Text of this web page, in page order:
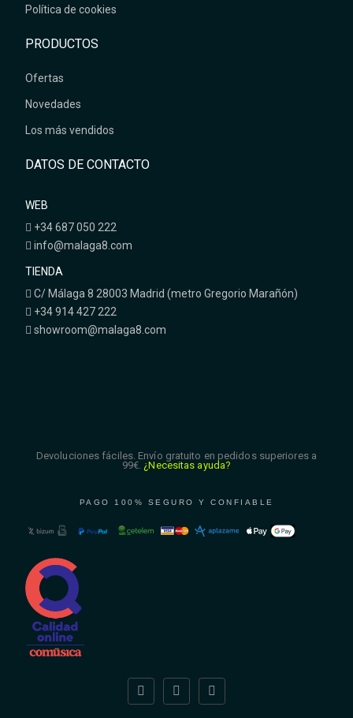
Política de cookies
PRODUCTOS
Ofertas
Novedades
Los más vendidos
DATOS DE CONTACTO
WEB
+34 687 050 222
info@malaga8.com
TIENDA
C/ Málaga 8 28003 Madrid (metro Gregorio Marañón)
+34 914 427 222
showroom@malaga8.com
Devoluciones fáciles. Envío gratuito en pedidos superiores a
99€. ¿Necesitas ayuda?
PAGO 100% SEGURO Y CONFIABLE